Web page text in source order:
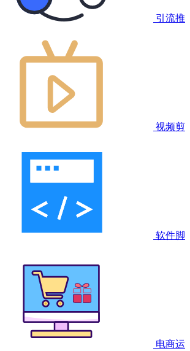
引流推
视频剪
软件脚
电商运